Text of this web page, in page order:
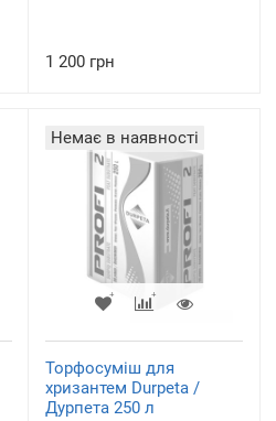
1 200 грн
Немає в наявності
Торфосуміш для
хризантем Durpeta /
Дурпета 250 л